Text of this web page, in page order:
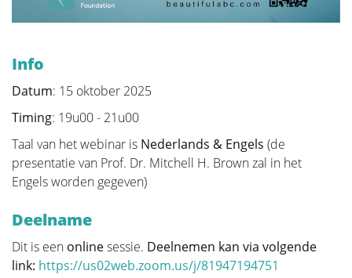
alvorens u de tumor laat verwijderen. Deze pagina is
situatie toepasbaar is.
"Verwijderen van de tumor" vertelt het verhaal van de
operatie zelf. Dit is de belangrijkste operatie want
belangrijkste. We leiden u door de verschillende
vormen van wegname. Deze beslissing wordt vaak
voor u genomen door een multidisciplinair team van
borstverpleegkundigen, gynaecologen, oncologische
chirurgen en plastische chirurgen.
In het deel "Borstreconstructie" staat alle informatie
Info
Datum: 15 oktober 2025
Timing: 19u00 - 21u00
Taal van het webinar is Nederlands & Engels (de
presentatie van Prof. Dr. Mitchell H. Brown zal in het
Engels worden gegeven)
Deelname
Dit is een onlinesessie. Deelnemen kan via volgende
link: https://us02web.zoom.us/j/81947194751